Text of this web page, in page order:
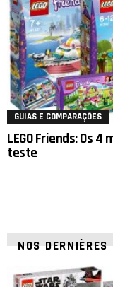
GUIAS E COMPARAÇÕES
LEGO Friends: Os
teste
NOS